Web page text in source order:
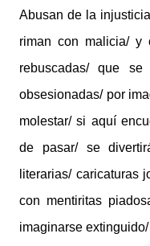
Abusan de la
riman con malicia/ y
rebuscadas/ que se
obsesionadas/ por
molestar/ si aquí
de pasar/ se
literarias/ caricaturas
con mentiritas
imaginarse